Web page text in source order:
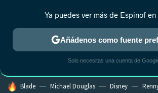
ESTRENOS REALITY ANIME
HOY SE HABLA DE
Blade Michael Douglas Disney
Ya puedes ver más de Espinof
Añádenos como fuente
Solo necesitas una cuenta de